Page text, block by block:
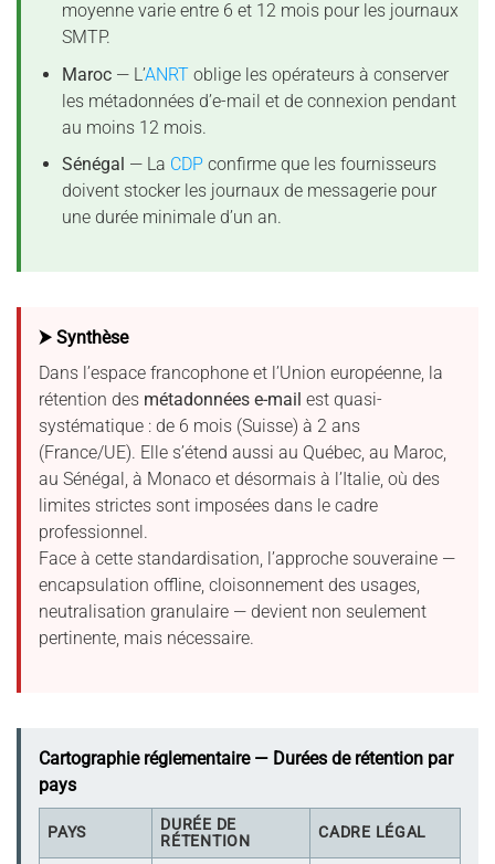
moyenne varie entre 6 et 12 mois pour les journaux
SMTP.
Maroc— L’ANRToblige les opérateurs à conserver
les métadonnées d’e-mail et de connexion pendant
au moins 12 mois.
Sénégal — La CDPconfirme que les fournisseurs
doivent stocker les journaux de messagerie pour
une durée minimale d’un an.
⮞ Synthèse
Dans l’espace francophone et l’Union européenne, la
rétention des métadonnées e-mail est quasi-
systématique : de 6 mois (Suisse) à 2 ans
(France/UE). Elle s’étend aussi au Québec, au Maroc,
au Sénégal, à Monaco et désormais à l’Italie, où des
limites strictes sont imposées dans le cadre
professionnel.
Face à cette standardisation, l’approche souveraine —
encapsulation offline, cloisonnement des usages,
neutralisation granulaire — devient non seulement
pertinente, mais nécessaire.
Cartographie réglementaire — Durées de rétention par
pays
PAYS
DURÉE DE
RÉTENTION
CADRE LÉGAL